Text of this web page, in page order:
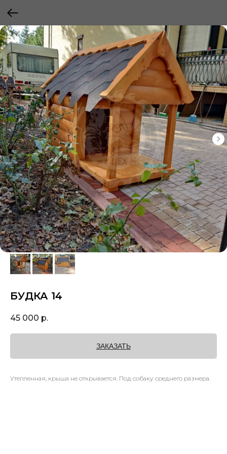
БУДКА 14
45 000 р.
ЗАКАЗАТЬ
Утепленная, крыша не открывается. Под собаку среднего размера.